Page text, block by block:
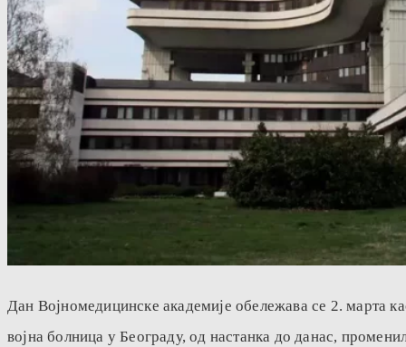
Дан Војномедицинске академије обележава се 2. марта
војна болница у Београду, од настанка до данас,